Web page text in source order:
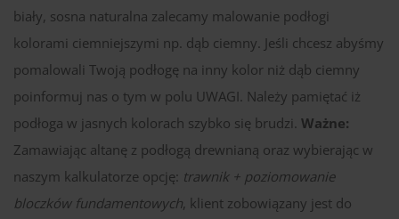
biały, sosna naturalna zalecamy malowanie podłogi
kolorami ciemniejszymi np. dąb ciemny. Jeśli chcesz abyśmy
pomalowali Twoją podłogę na inny kolor niż dąb ciemny
poinformuj nas o tym w polu UWAGI. Należy pamiętać iż
podłoga w jasnych kolorach szybko się brudzi. Ważne:
Zamawiając altanę z podłogą drewnianą oraz wybierając w
naszym kalkulatorze opcję: trawnik + poziomowanie
bloczków fundamentowych, klient zobowiązany jest do